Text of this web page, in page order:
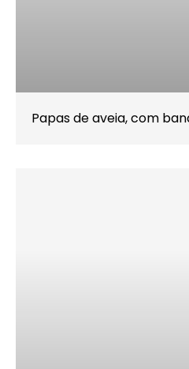
Papas de aveia, com